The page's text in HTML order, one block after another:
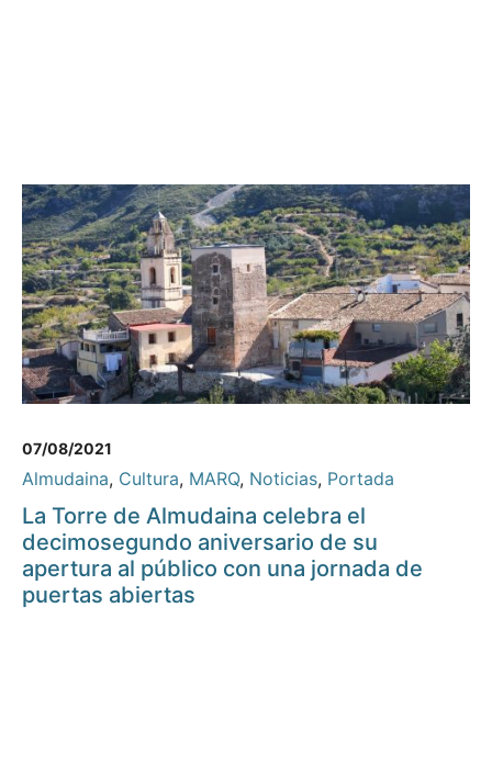
07/08/2021
Almudaina, Cultura, MARQ, Noticias, Portada
La Torre de Almudaina celebra el
decimosegundo aniversario de su
apertura al público con una jornada de
puertas abiertas